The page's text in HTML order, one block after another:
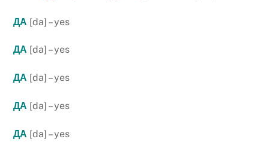
ДА [da] – yes
ДА [da] – yes
ДА [da] – yes
ДА [da] – yes
ДА [da] – yes